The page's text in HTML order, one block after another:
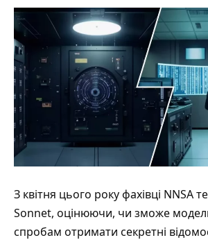
З квітня цього року фахівці NNSA
Sonnet, оцінюючи, чи зможе
спробам отримати секретні